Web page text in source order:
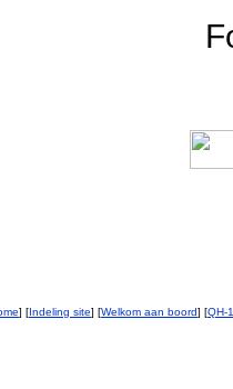
] [Indeling site] [Welkom aan boord] [QH-